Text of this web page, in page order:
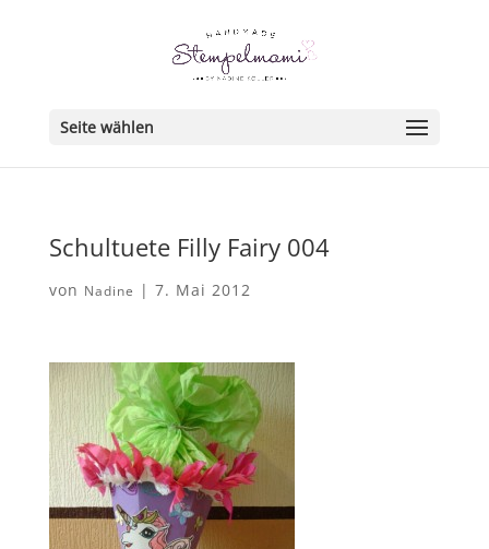
Seite wählen
Schultuete Filly Fairy 004
von Nadine | 7. Mai 2012